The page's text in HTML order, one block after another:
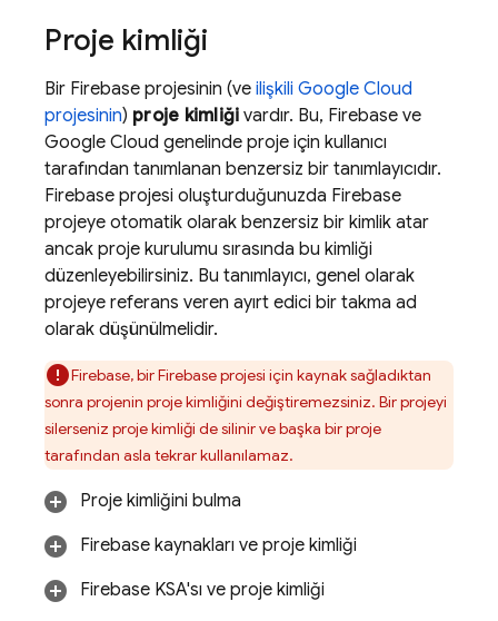
Proje kimliği
Bir Firebase projesinin (ve ilişkili Google Cloud
projesinin) proje kimliği vardır. Bu, Firebase ve
Google Cloud genelinde proje için kullanıcı
tarafından tanımlanan benzersiz bir tanımlayıcıdır.
Firebase projesi oluşturduğunuzda Firebase
projeye otomatik olarak benzersiz bir kimlik atar
ancak proje kurulumu sırasında bu kimliği
düzenleyebilirsiniz. Bu tanımlayıcı, genel olarak
projeye referans veren ayırt edici bir takma ad
olarak düşünülmelidir.
Firebase, bir Firebase projesi için kaynak sağladıktan
sonra projenin proje kimliğini değiştiremezsiniz. Bir projeyi
silerseniz proje kimliği de silinir ve başka bir proje
tarafından asla tekrar kullanılamaz.
Proje kimliğini bulma
Firebase kaynakları ve proje kimliği
Firebase KSA'sı ve proje kimliği